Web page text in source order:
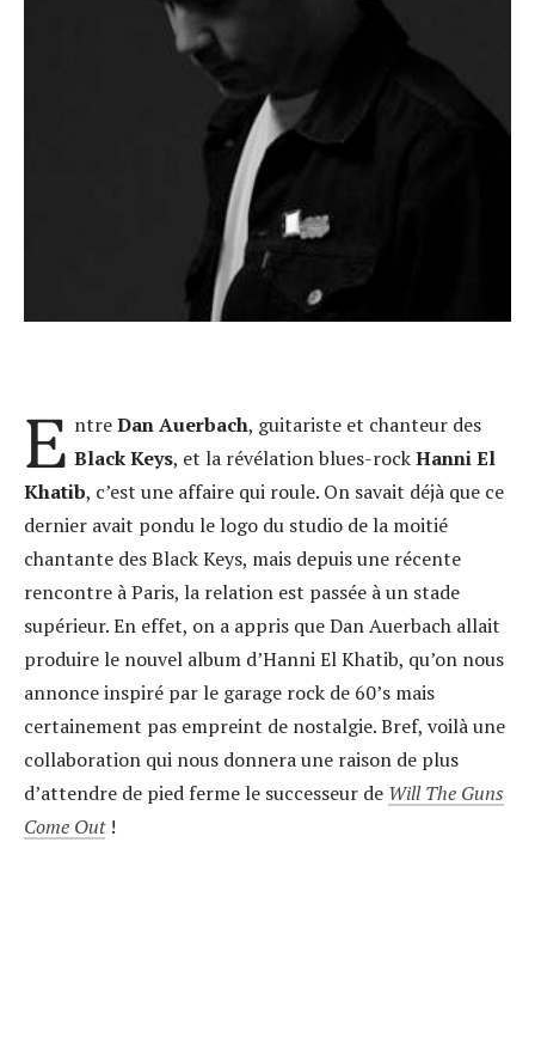
E ntreDan Auerbach, guitariste et chanteur des
Black Keys, et la révélation blues-rockHanni El
Khatib, c’est une affaire qui roule. On savait déjà que ce
dernier avait pondu le logo du studio de la moitié
chantante des Black Keys, mais depuis une récente
rencontre à Paris, la relation est passée à un stade
supérieur. En effet, on a appris que Dan Auerbach allait
produire le nouvel album d’Hanni El Khatib, qu’on nous
annonce inspiré par le garage rock de 60’s mais
certainement pas empreint de nostalgie. Bref, voilà une
collaboration qui nous donnera une raison de plus
d’attendre de pied ferme le successeur de Will The Guns
Come Out!